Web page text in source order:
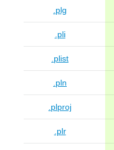
.plg
.pli
.plist
.pln
.plproj
.plr